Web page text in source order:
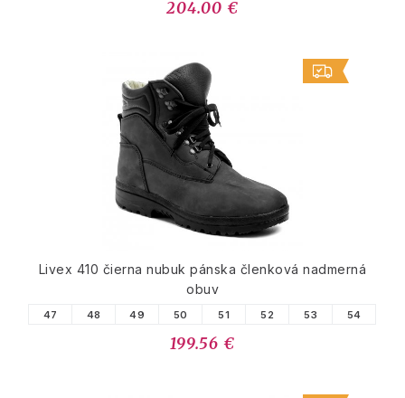
204.00 €
Livex 410 čierna nubuk pánska členková nadmerná
obuv
47 48 49 50 51 52 53 54
199.56 €